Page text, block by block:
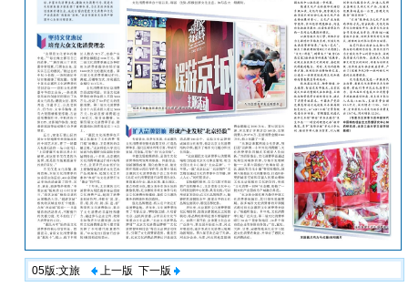
05版:文旅 上一版 下一版